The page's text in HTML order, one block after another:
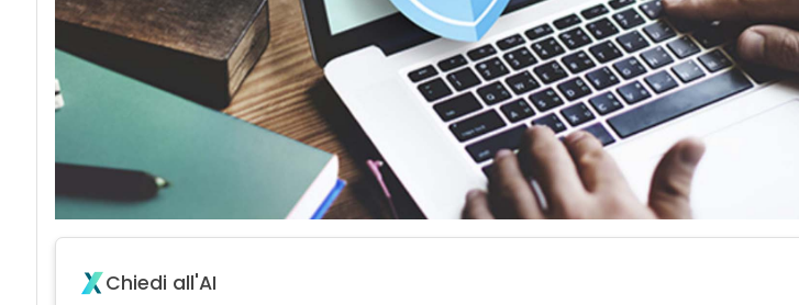
Chiedi all'AI
Attacchi hacker e Malware: le ultime news in